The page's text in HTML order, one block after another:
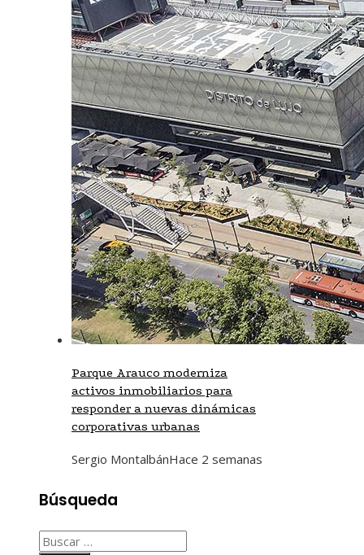
Parque Arauco moderniza
activos inmobiliarios para
responder a nuevas dinámicas
corporativas urbanas
Sergio MontalbánHace 2 semanas
Búsqueda
Buscar: